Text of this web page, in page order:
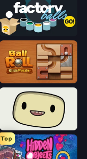
Factory Balls Go!
SuperWEIRD
Top